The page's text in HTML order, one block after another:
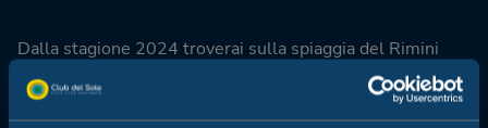
Dalla stagione 2024 troverai sulla spiaggia del Rimini
Family Resort il ristorante Dolcevita 11 Beach Club &
Restaurant, una nuovissima struttura di design che
arricchirà l’offerta ristorativa del nostro villaggio,